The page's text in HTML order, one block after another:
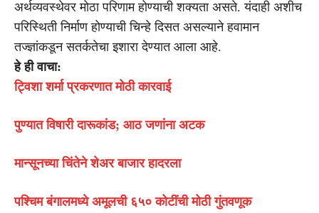
अर्थव्यवस्थेवर मोठा परिणाम होण्याची शक्यता असते. यंदाही अशीच
परिस्थिती निर्माण होण्याची चिन्हे दिसत असल्याने हवामान
तज्ज्ञांकडून सतर्कतेचा इशारा देण्यात आला आहे.
हे ही वाचा:
ट्विशा शर्मा प्रकरणात मोठी कारवाई
पुण्यात विषारी दारूकांड; आठ जणांना अटक
मान्सूनच्या चिंतेने शेअर बाजार हादरला
पश्चिम बंगालमध्ये अमूलची ६५० कोटींची मोठी गुंतवणूक